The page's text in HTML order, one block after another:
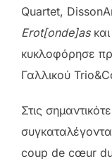
Quartet,
Erot[onde]asκαι
κυκλοφόρησε
Γαλλικού
Στις
coup de cœur